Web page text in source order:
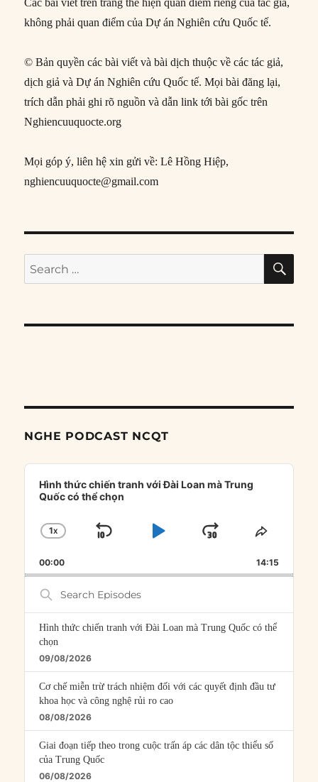
không phải quan điểm của Dự án Nghiên cứu Quốc tế.
© Bản quyền các bài viết và bài dịch thuộc về các tác giả,
dịch giả và Dự án Nghiên cứu Quốc tế. Mọi bài đăng lại,
trích dẫn phải ghi rõ nguồn và dẫn link tới bài gốc trên
Nghiencuuquocte.org
Mọi góp ý, liên hệ xin gửi về: Lê Hồng Hiệp,
nghiencuuquocte@gmail.com
Search
for:
NGHE PODCAST NCQT
Audio
Player
Hình thức chiến tranh với Đài Loan mà Trung
Quốc có thể chọn
CHANGE
RATE
1X
SKIP
PLAYJUMP
FORWARD
SHARE
00:00 14:15
Search
Episodes
Hình thức chiến tranh với Đài Loan mà Trung Quốc có thể
chọn
09/08/2026
Cơ chế miễn trừ trách nhiệm đối với các quyết định đầu tư
khoa học và công nghệ rủi ro cao
08/08/2026
Giai đoạn tiếp theo trong cuộc trấn áp các dân tộc thiểu số
của Trung Quốc
06/08/2026